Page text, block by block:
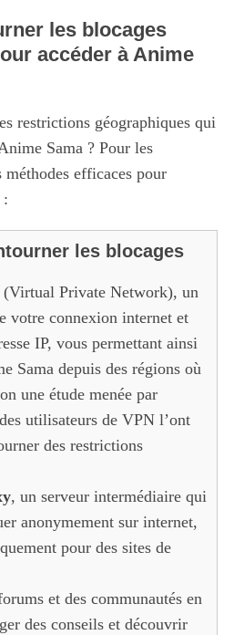
les blocages
accéder à Anime
restrictions géographiques qui
Sama ? Pour les
efficaces pour
:
les blocages
Private Network), un
votre connexion internet et
IP, vous permettant ainsi
Sama depuis des régions où
une étude menée par
utilisateurs de VPN l’ont
des restrictions
, un serveur intermédiaire qui
anonymement sur internet,
pour des sites de
et des communautés en
des conseils et découvrir